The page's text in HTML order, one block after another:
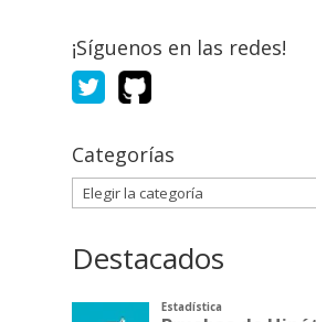
¡Síguenos en las redes!
Categorías
Categorías
Destacados